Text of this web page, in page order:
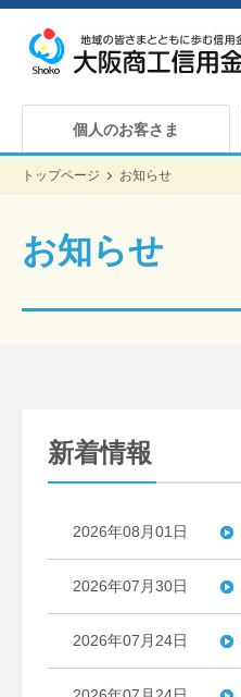
個人のお客さま
トップページ お知らせ
お知らせ
新着情報
2026年08月01日
2026年07月30日
2026年07月24日